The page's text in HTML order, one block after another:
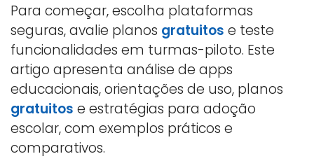
Para começar, escolha plataformas
seguras, avalie planos gratuitos e teste
funcionalidades em turmas-piloto. Este
artigo apresenta análise de apps
educacionais, orientações de uso, planos
gratuitos e estratégias para adoção
escolar, com exemplos práticos e
comparativos.